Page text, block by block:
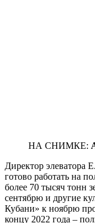
НА СНИМКЕ:
Директор элеватора
готово работать на
более 70 тысяч тонн
сентябрю и другие
Кубани» к ноябрю
концу 2022 года –